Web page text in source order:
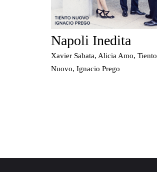
Napoli Inedita
Xavier Sabata, Alicia Amo, Tiento
Nuovo, Ignacio Prego